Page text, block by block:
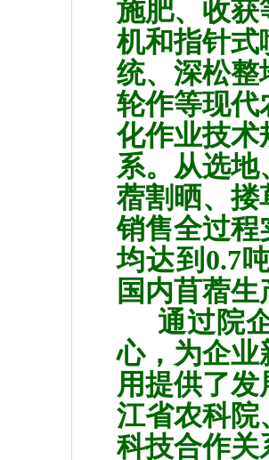
施肥、收获
机和指针式
统、深松整
轮作等现代
化作业技术
系。从选
蓿割晒、搂
销售全过程
均达到 0.7
国内苜蓿
通过院
心，为企业
用提供了
江省农科院
科技合作关